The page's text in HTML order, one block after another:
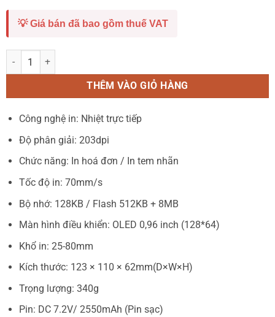
💡 Giá bán đã bao gồm thuế VAT
Máy In Nhiệt Mini di động Xprinter XP-P301A | Máy In Hóa Đơn &
THÊM VÀO GIỎ HÀNG
Công nghệ in: Nhiệt trực tiếp
Độ phân giải: 203dpi
Chức năng: In hoá đơn / In tem nhãn
Tốc độ in: 70mm/s
Bộ nhớ: 128KB / Flash 512KB + 8MB
Màn hình điều khiển: OLED 0,96 inch (128*64)
Khổ in: 25-80mm
Kích thước: 123 × 110 × 62mm(D×W×H)
Trọng lượng: 340g
Pin: DC 7.2V/ 2550mAh (Pin sạc)